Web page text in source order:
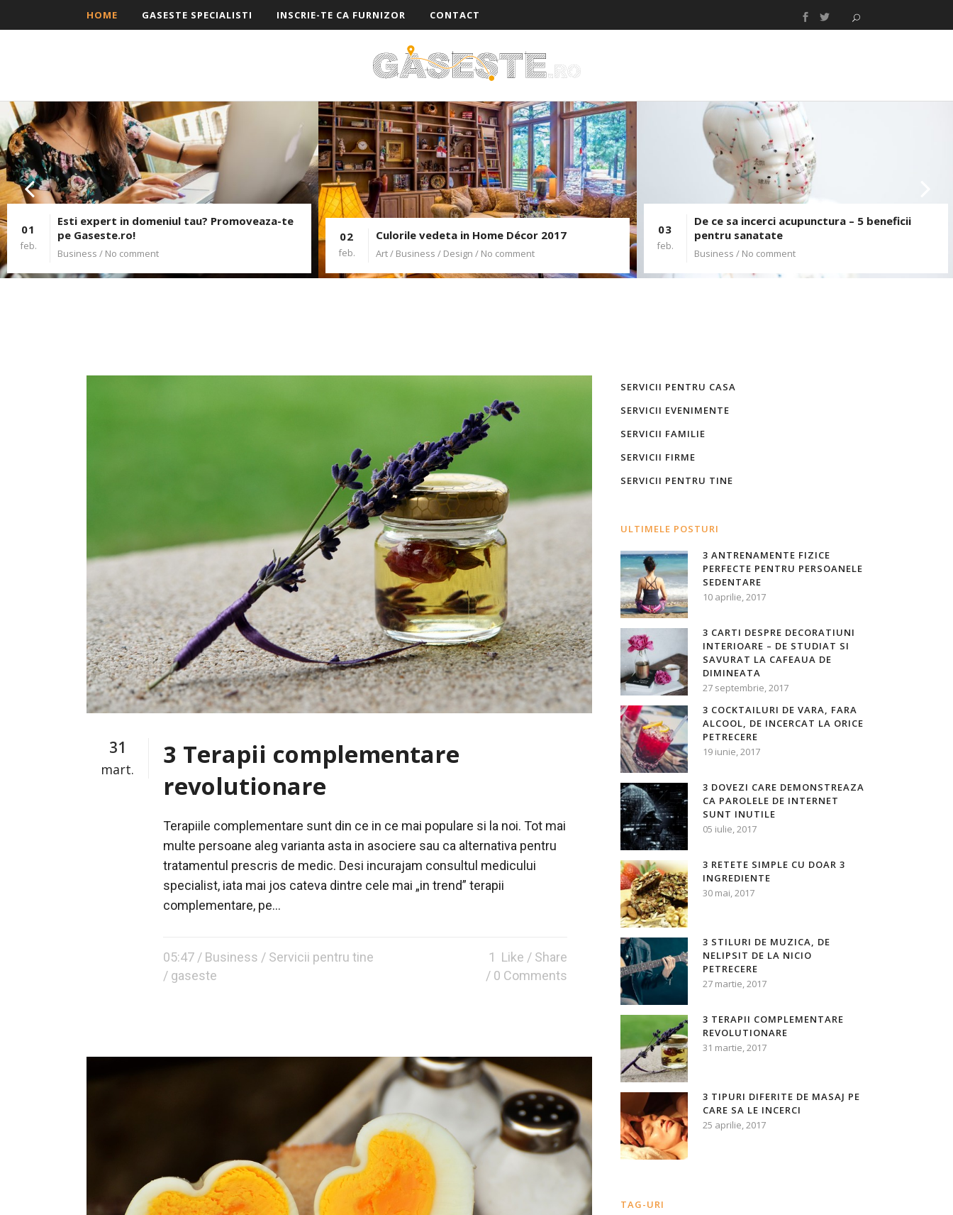
HOME GASESTE SPECIALISTI INSCRIE-TE CA FURNIZOR CONTACT
01
feb.
Esti expert in domeniul tau? Promoveaza-te
pe Gaseste.ro!
Business / No comment
02
feb.
Culorile vedeta in Home Décor 2017
Art / Business / Design / No comment
03
feb.
De ce sa incerci acupunctura – 5 beneficii
pentru sanatate
Business / No comment
31
mart.
3 Terapii complementare
revolutionare
Terapiile complementare sunt din ce in ce mai populare si la noi. Tot mai
multe persoane aleg varianta asta in asociere sau ca alternativa pentru
tratamentul prescris de medic. Desi incurajam consultul medicului
specialist, iata mai jos cateva dintre cele mai „in trend” terapii
complementare, pe...
05:47 / Business / Servicii pentru tine
/ gaseste
1 Like
Share
0 Comments
SERVICII PENTRU CASA
SERVICII EVENIMENTE
SERVICII FAMILIE
SERVICII FIRME
SERVICII PENTRU TINE
ULTIMELE POSTURI
3 ANTRENAMENTE FIZICE
PERFECTE PENTRU PERSOANELE
SEDENTARE
10 aprilie, 2017
3 CARTI DESPRE DECORATIUNI
INTERIOARE – DE STUDIAT SI
SAVURAT LA CAFEAUA DE
DIMINEATA
27 septembrie, 2017
3 COCKTAILURI DE VARA, FARA
ALCOOL, DE INCERCAT LA ORICE
PETRECERE
19 iunie, 2017
3 DOVEZI CARE DEMONSTREAZA
CA PAROLELE DE INTERNET
SUNT INUTILE
05 iulie, 2017
3 RETETE SIMPLE CU DOAR 3
INGREDIENTE
30 mai, 2017
3 STILURI DE MUZICA, DE
NELIPSIT DE LA NICIO
PETRECERE
27 martie, 2017
3 TERAPII COMPLEMENTARE
REVOLUTIONARE
31 martie, 2017
3 TIPURI DIFERITE DE MASAJ PE
CARE SA LE INCERCI
25 aprilie, 2017
TAG-URI